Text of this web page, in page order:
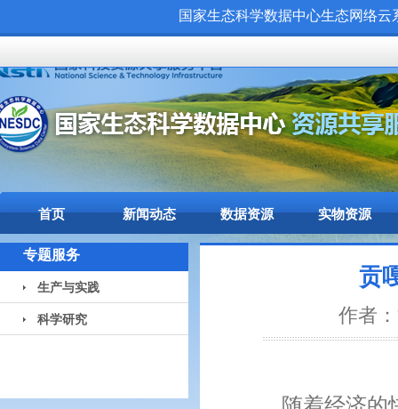
国家生态科学数据中心生态网络
首页 新闻动态 数据资源 实物资源
专题服务
生产与实践
科学研究
贡
作者